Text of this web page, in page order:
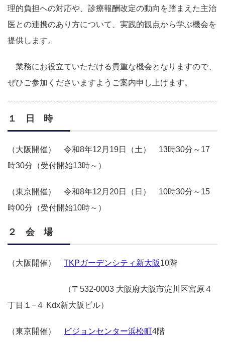
理的負担への対応や、診療報酬改定の動向を踏まえた主治
医との連携のあり方について、実践的観点から学ぶ機会を
提供します。
業務にお役立ていただける貴重な機会となりますので、
ぜひご参加くださいますようご案内申し上げます。
１ 日 時
（大阪開催） 令和8年12月19日（土） 13時30分～17
時30分（受付開始13時～）
（東京開催） 令和8年12月20日（日） 10時30分～15
時00分（受付開始10時～）
２ 会 場
（大阪開催） TKPガーデンシティ新大阪10階
（〒 532-0003 大阪府大阪市淀川区宮原４
丁目１−４ Kdx新大阪ビル）
（東京開催） ビジョンセンター浜松町4階